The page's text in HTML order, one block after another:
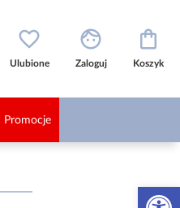
Otwórz
Ulubione Zaloguj Koszyk
Promocje